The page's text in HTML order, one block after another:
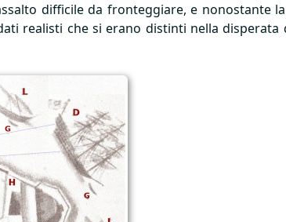
difficile da fronteggiare, e nonostante
realisti che si erano distinti nella disperata